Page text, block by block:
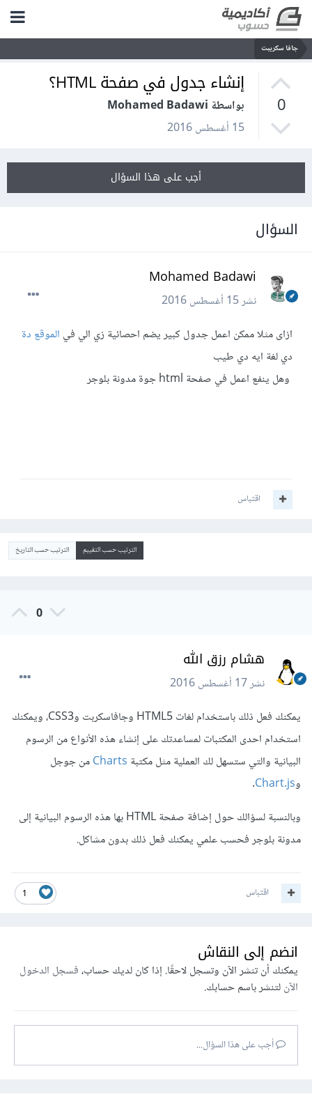
جافا سكريبت
0
إنشاء جدول في صفحة HTML؟
بواسطة Mohamed Badawi
15 أغسطس 2016
أجب على هذا السؤال
السؤال
Mohamed Badawi
نشر15 أغسطس 2016
ازاى مثلا ممكن اعمل جدول كبير يضم احصائية زي الي في الموقع دة
دي لغة ايه دي طيب
وهل ينفع اعمل في صفحة html جوة مدونة بلوجر
اقتباس
الترتيب حسب التقييم الترتيب حسب التاريخ
0
هشام رزق الله
نشر17 أغسطس 2016
يمكنك فعل ذلك باستخدام لغات HTML5 وجافاسكربت وCSS3، ويمكنك
استخدام احدى المكتبات لمساعدتك على إنشاء هذه الأنواع من الرسوم
البيانية والتي ستسهل لك العملية مثل مكتبة Chartsمن جوجل
وChart.js
.
وبالنسبة لسؤالك حول إضافة صفحة HTML بها هذه الرسوم البيانية إلى
مدونة بلوجر فحسب علمي يمكنك فعل ذلك بدون مشاكل.
1 اقتباس
انضم إلى النقاش
يمكنك أن تنشر الآن وتسجل لاحقًا. إذا كان لديك حساب،فسجل الدخول
الآنلتنشر باسم حسابك.
أجب على هذا السؤال...